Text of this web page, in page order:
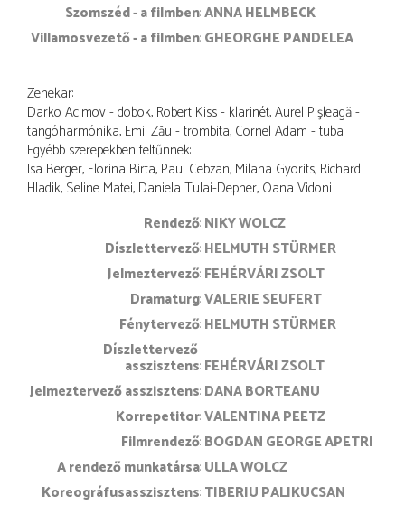
Szomszéd - a filmben ANNA HELMBECK
Villamosvezető - a filmben GHEORGHE PANDELEA
Zenekar:
Darko Acimov - dobok, Robert Kiss - klarinét, Aurel Pişleagă -
tangóharmónika, Emil Zău - trombita, Cornel Adam - tuba
Egyébb szerepekben feltűnnek:
Isa Berger, Florina Birta, Paul Cebzan, Milana Gyorits, Richard
Hladik, Seline Matei, Daniela Tulai-Depner, Oana Vidoni
rendező NIKY WOLCZ
díszlettervező HELMUTH STÜRMER
jelmeztervező FEHÉRVÁRI ZSOLT
dramaturg VALERIE SEUFERT
fénytervező HELMUTH STÜRMER
díszlettervező
asszisztens FEHÉRVÁRI ZSOLT
jelmeztervező asszisztens DANA BORTEANU
korrepetitor VALENTINA PEETZ
filmrendező BOGDAN GEORGE APETRI
a rendező munkatársa ULLA WOLCZ
koreográfusasszisztens TIBERIU PALIKUCSAN